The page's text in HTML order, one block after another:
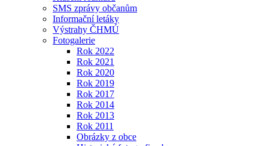
SMS zprávy občanům
Informační letáky
Výstrahy ČHMÚ
Fotogalerie
Rok 2022
Rok 2021
Rok 2020
Rok 2019
Rok 2017
Rok 2014
Rok 2013
Rok 2011
Obrázky z obce